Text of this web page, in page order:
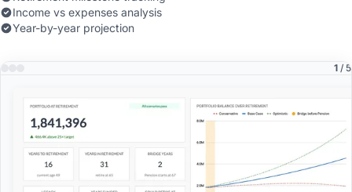
Income vs expenses analysis
Year-by-year projection
1 / 5